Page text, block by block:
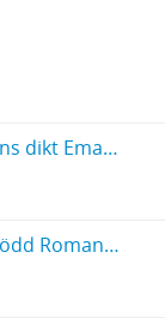
Översättning till tyska av C. D. af Wirséns dikt Emaus, gjord av Peter Johann Willatzen (1824-1898)
Brev till Wilhelmina (Minna) Hagberg, född Romanson (1810-1882).